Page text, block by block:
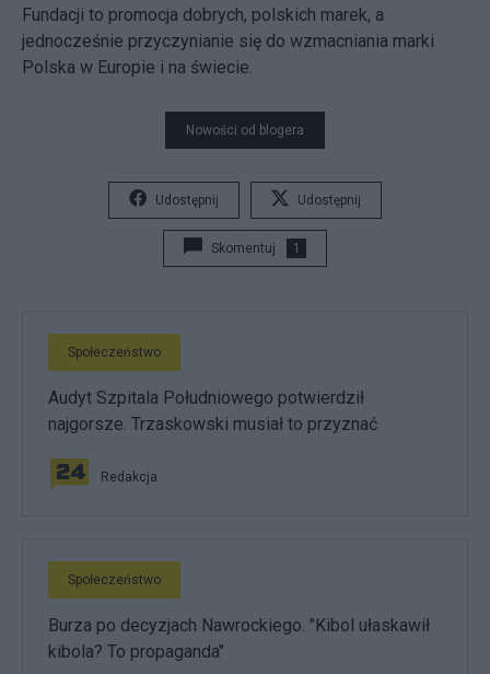
Fundacji to promocja dobrych, polskich marek, a
jednocześnie przyczynianie się do wzmacniania marki
Polska w Europie i na świecie.
Nowości od blogera
Udostępnij Udostępnij
Skomentuj 1
Społeczeństwo
Audyt Szpitala Południowego potwierdził
najgorsze. Trzaskowski musiał to przyznać
Redakcja
Społeczeństwo
Burza po decyzjach Nawrockiego. "Kibol ułaskawił
kibola? To propaganda"